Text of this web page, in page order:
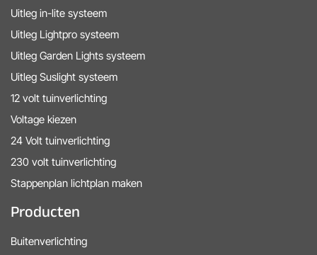
Uitleg in-lite systeem
Uitleg Lightpro systeem
Uitleg Garden Lights systeem
Uitleg Suslight systeem
12 volt tuinverlichting
Voltage kiezen
24 Volt tuinverlichting
230 volt tuinverlichting
Stappenplan lichtplan maken
Producten
Buitenverlichting